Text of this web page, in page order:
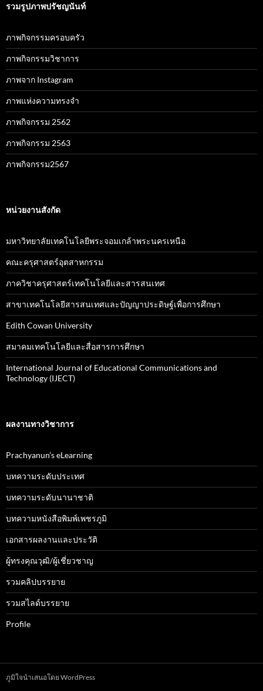
รวมรูปภาพปรัชญนันท์
ภาพกิจกรรมครอบครัว
ภาพกิจกรรมวิชาการ
ภาพจาก Instagram
ภาพแห่งความทรงจำ
ภาพกิจกรรม 2562
ภาพกิจกรรม 2563
ภาพกิจกรรม2567
หน่วยงานสังกัด
มหาวิทยาลัยเทคโนโลยีพระจอมเกล้าพระนครเหนือ
คณะครุศาสตร์อุตสาหกรรม
ภาควิชาครุศาสตร์เทคโนโลยีและสารสนเทศ
สาขาเทคโนโลยีสารสนเทศและปัญญาประดิษฐ์เพื่อการศึกษา
Edith Cowan University
สมาคมเทคโนโลยีและสื่อสารการศึกษา
International Journal of Educational Communications and
Technology (IJECT)
ผลงานทางวิชาการ
Prachyanun’s eLearning
บทความระดับประเทศ
บทความระดับนานาชาติ
บทความหนังสือพิมพ์เพชรภูมิ
เอกสารผลงานและประวัติ
ผู้ทรงคุณวุฒิ/ผู้เชี่ยวชาญ
รวมคลิปบรรยาย
รวมสไลด์บรรยาย
Profile
ภูมิใจนำเสนอโดย WordPress